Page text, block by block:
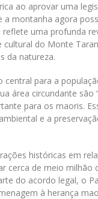
ao aprovar uma
a montanha agora
uma profunda
do Monte
da natureza.
para a
área circundante são
para os maoris.
e a
históricas em
cerca de meio milhão
do acordo legal, o
à herança